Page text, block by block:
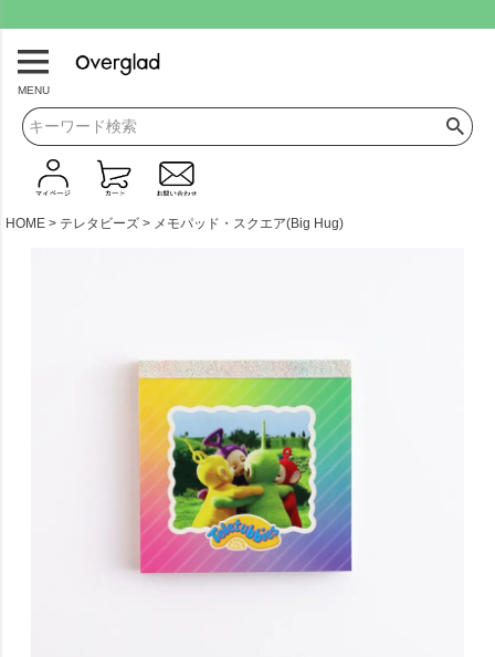
MENU
HOME テレタビーズ メモパッド・スクエア(Big Hug)